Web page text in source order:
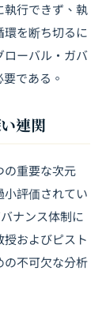
執行できず、執
を断ち切るに
ローバル・ガバ
である。
連関
の重要な次元
評価されてい
ナンス体制に
およびピスト
の不可欠な分析